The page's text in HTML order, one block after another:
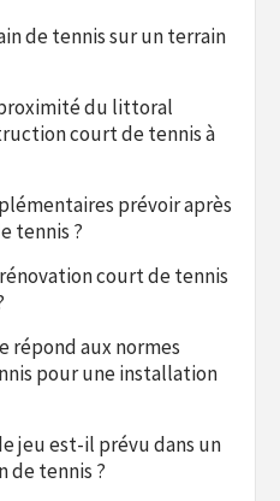
de tennis sur un terrain
du littoral
court de tennis à
prévoir après
tennis ?
court de tennis
répond aux normes
pour une installation
jeu est-il prévu dans un
de tennis ?